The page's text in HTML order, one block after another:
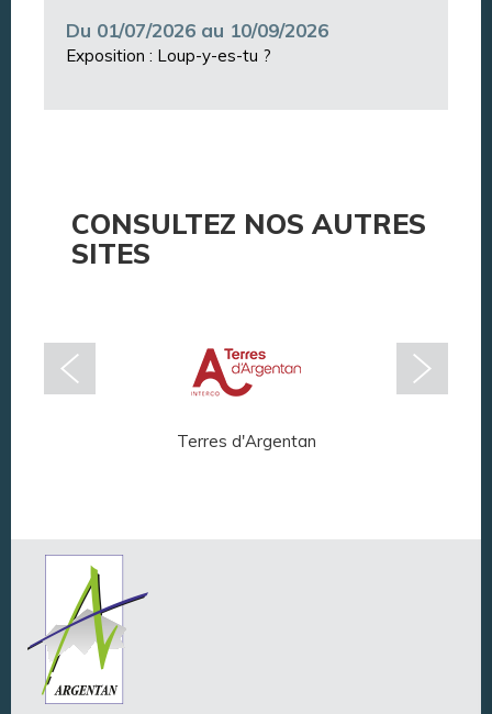
Du 01/07/2026 au 10/09/2026
Exposition : Loup-y-es-tu ?
CONSULTEZ NOS AUTRES
SITES
Terres d'Argentan